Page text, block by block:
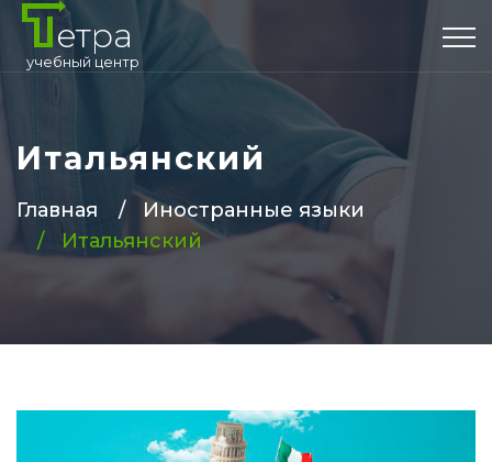
етра
учебный центр
Итальянский
Главная
Иностранные языки
Итальянский